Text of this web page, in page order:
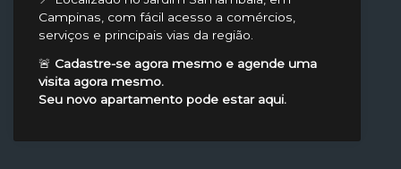
Campinas, com fácil acesso a comércios,
serviços e principais vias da região.
🚨 Cadastre-se agora mesmo e agende uma
visita agora mesmo.
Seu novo apartamento pode estar aqui.